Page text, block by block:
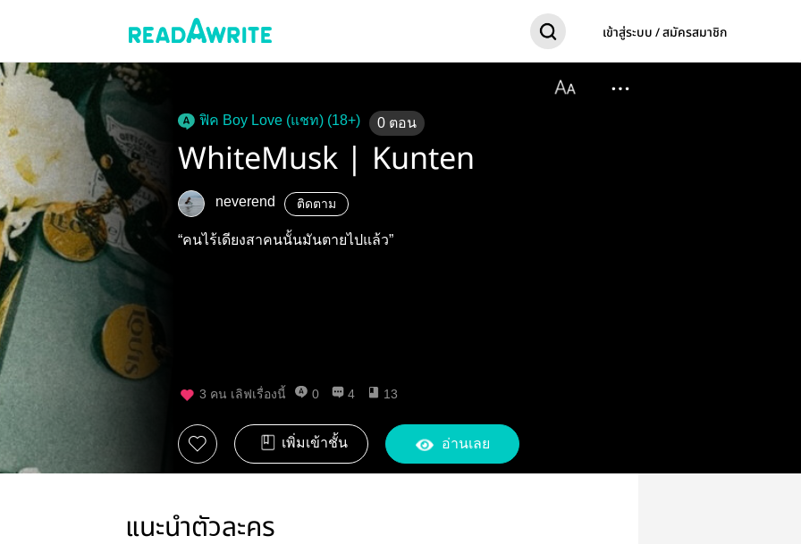
เข้าสู่ระบบ / สมัครสมาชิก
ฟิค Boy Love (แชท) (18+) 0 ตอน
WhiteMusk | Kunten
neverend ติดตาม
“คนไร้เดียงสาคนนั้นมันตายไปแล้ว”
3 คน เลิฟเรื่องนี้ 0 4 13
เพิ่มเข้าชั้น อ่านเลย
แนะนำตัวละคร